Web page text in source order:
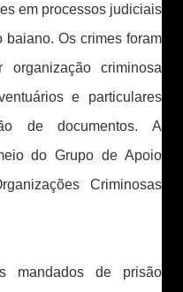
em processos judiciais
baiano. Os crimes foram
organização criminosa
e particulares
de documentos. A
do Grupo de Apoio
Criminosas
mandados de prisão